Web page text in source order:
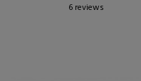
6 reviews